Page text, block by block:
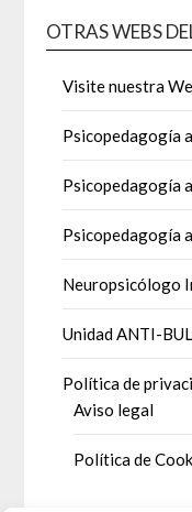
OTRAS WEBS
Visite nuestra
Psicopedagogía
Psicopedagogía
Psicopedagogía
Neuropsicólogo
Unidad ANTI-
Política de
Aviso legal
Política de